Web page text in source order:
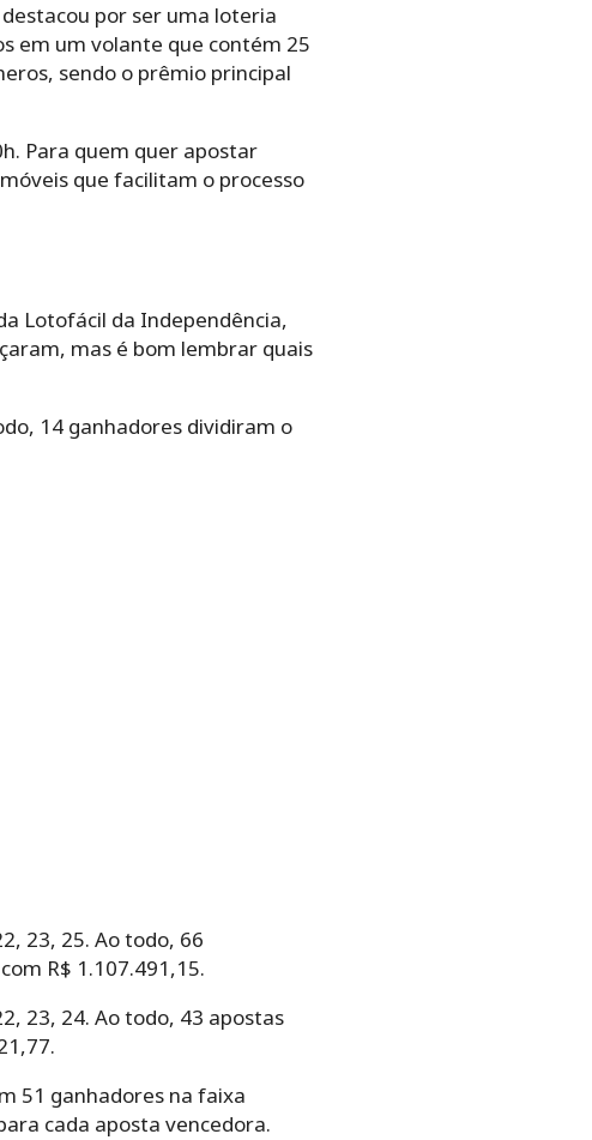
por ser uma loteria
em um volante que contém 25
sendo o prêmio principal
Para quem quer apostar
que facilitam o processo
Lotofácil da Independência,
mas é bom lembrar quais
14 ganhadores dividiram o
23, 25. Ao todo, 66
R$ 1.107.491,15.
23, 24. Ao todo, 43 apostas
51 ganhadores na faixa
cada aposta vencedora.